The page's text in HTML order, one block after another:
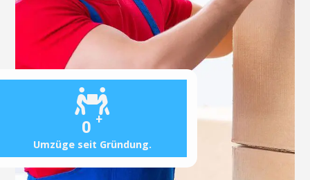
0 +
Umzüge seit Gründung.